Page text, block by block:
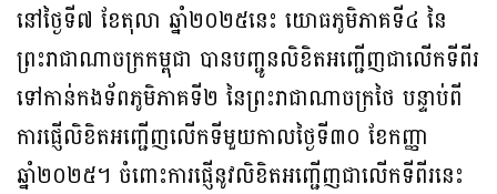
នៅថ្ងៃទី៧ ខែតុលា ឆ្នាំ២០២៥នេះ យោធភូមិភាគទី៤ នៃ
ព្រះរាជាណាចក្រកម្ពុជា បានបញ្ជូនលិខិតអញ្ជើញជាលើកទីពីរ
ទៅកាន់កងទ័ពភូមិភាគទី២ នៃព្រះរាជាណាចក្រថៃ បន្ទាប់ពី
ការផ្ញើលិខិតអញ្ជើញលើកទីមួយកាលថ្ងៃទី៣០ ខែកញ្ញា
ឆ្នាំ២០២៥។ ចំពោះការផ្ញើនូវលិខិតអញ្ជើញជាលើកទីពីរនេះ